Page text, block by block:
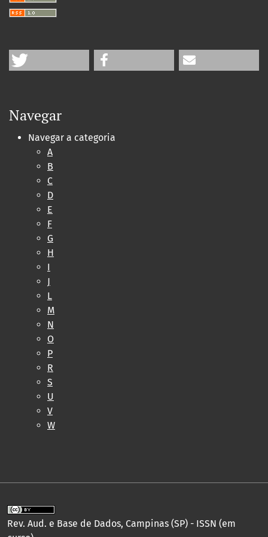
Navegar
Navegar a categoria
A
B
C
D
E
F
G
H
I
J
L
M
N
O
P
R
S
U
V
W
Rev. Aud. e Base de Dados, Campinas (SP) - ISSN (em